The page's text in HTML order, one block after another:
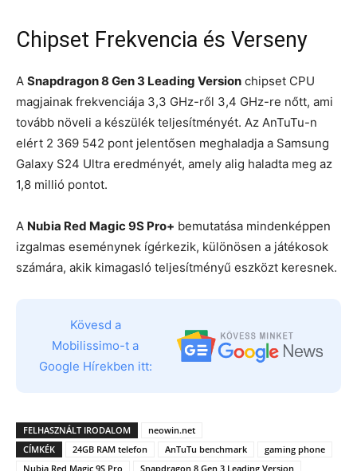
Chipset Frekvencia és Verseny
A Snapdragon 8 Gen 3 Leading Version chipset CPU
magjainak frekvenciája 3,3 GHz-ről 3,4 GHz-re nőtt, ami
tovább növeli a készülék teljesítményét. Az AnTuTu-n
elért 2 369 542 pont jelentősen meghaladja a Samsung
Galaxy S24 Ultra eredményét, amely alig haladta meg az
1,8 millió pontot.
A Nubia Red Magic 9S Pro+ bemutatása mindenképpen
izgalmas eseménynek ígérkezik, különösen a játékosok
számára, akik kimagasló teljesítményű eszközt keresnek.
Kövesd a
Mobilissimo-t a
Google Hírekben itt:
FELHASZNÁLT IRODALOM
neowin.net
CÍMKÉK
24GB RAM telefon AnTuTu benchmark
gaming phone
Nubia Red Magic 9S Pro
Snapdragon 8 Gen 3 Leading Version